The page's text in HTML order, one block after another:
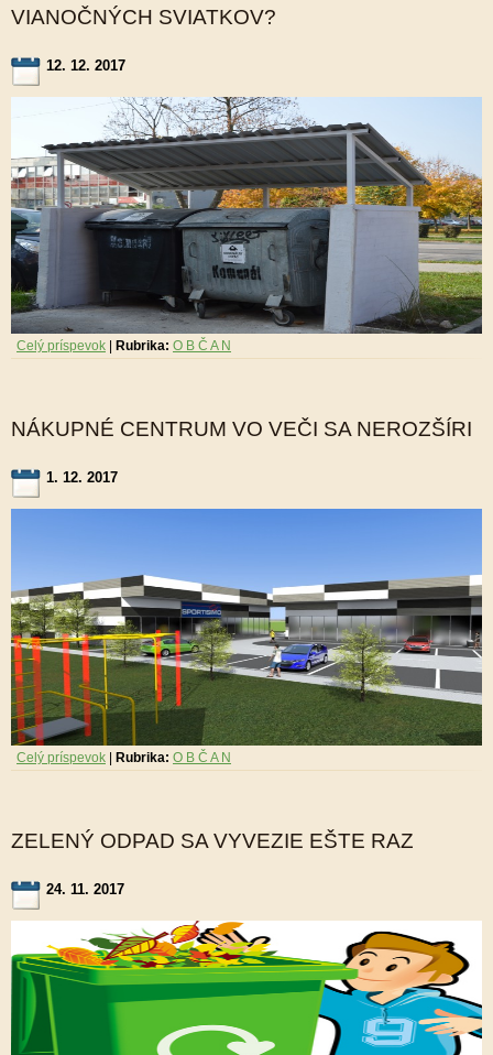
VIANOČNÝCH SVIATKOV?
12. 12. 2017
Celý príspevok Rubrika: O B Č A N
NÁKUPNÉ CENTRUM VO VEČI SA NEROZŠÍRI
1. 12. 2017
Celý príspevok Rubrika: O B Č A N
ZELENÝ ODPAD SA VYVEZIE EŠTE RAZ
24. 11. 2017